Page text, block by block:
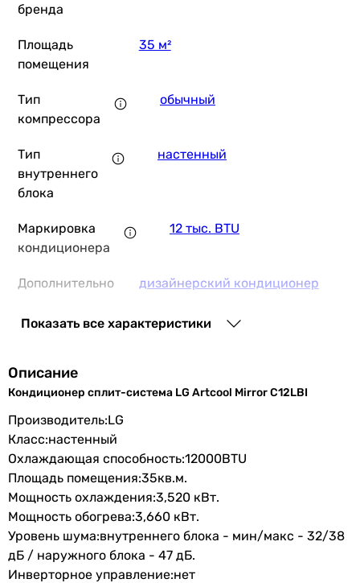
29 899 грн
13 570
12 460грн
35 м²
35 м²
35 м²
35 м²
55 м²
20, 10, 15 м²
35 м²
35 м²
55 м²
25 м²
10, 15, 20 м²
бренда
Площадь
помещения
35 м²
Тип
компрессора
обычный
Тип
внутреннего
блока
настенный
Маркировка
кондиционера
12 тыс. BTU
Дополнительно дизайнерский кондиционер
Тип
R-22
Производство
Мощность и эффективность
Мощность
охлаждения
3.5 кВт
Мощность
обогрева
3.6 кВт
Показать все характеристики
Описание
Кондиционер сплит-система LG Artcool Mirror C12LBI
Производитель:LG
Класс:настенный
Охлаждающая способность:12000BTU
Площадь помещения:35кв.м.
Мощность охлаждения:3,520 кВт.
Мощность обогрева:3,660 кВт.
Уровень шума:внутреннего блока - мин/макс - 32/38
дБ / наружного блока - 47 дБ.
Инверторное управление:нет